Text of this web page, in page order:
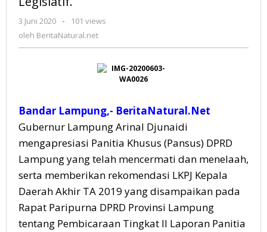
Jadi
3 Juni 2020
oleh
BeritaNatural.net
-
101 views
oleh BeritaNatural.net
Bandar Lampung,- BeritaNatural.Net
Gubernur Lampung Arinal Djunaidi
mengapresiasi Panitia Khusus (Pansus) DPRD
Lampung yang telah mencermati dan menelaah,
serta memberikan rekomendasi LKPJ Kepala
Daerah Akhir TA 2019 yang disampaikan pada
Rapat Paripurna DPRD Provinsi Lampung
tentang Pembicaraan Tingkat II Laporan Panitia